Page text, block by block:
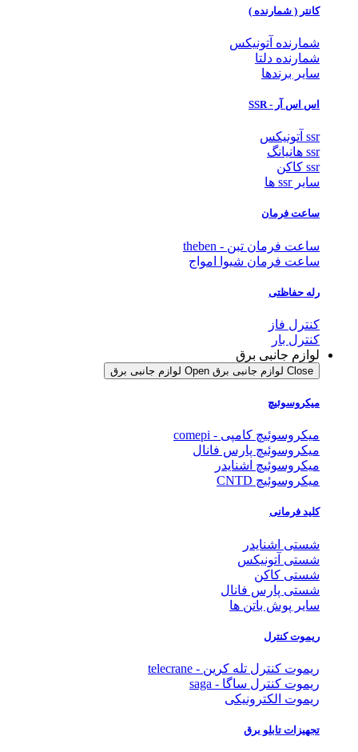
کانتر ( شمارنده )
شمارنده آتونیکس
شمارنده دلتا
سایر برندها
اس اس آر - SSR
ssr آتونیکس
ssr هانیانگ
ssr کاکن
سایر ssr ها
ساعت فرمان
ساعت فرمان تبن - theben
ساعت فرمان شیوا امواج
رله حفاظتی
کنترل فاز
کنترل بار
لوازم جانبی برق
Close لوازم جانبی برق Open لوازم جانبی برق
میکروسوئیچ
میکروسوئیچ کامپی - comepi
میکروسوئیچ پارس فانال
میکروسوئیچ اشنایدر
میکروسوئیچ CNTD
کلید فرمانی
شستی اشنایدر
شستی آتونیکس
شستی کاکن
شستی پارس فانال
سایر پوش باتن ها
ریموت کنترل
ریموت کنترل تله کرین - telecrane
ریموت کنترل ساگا - saga
ریموت الکترونیکی
تجهیزات تابلو برق